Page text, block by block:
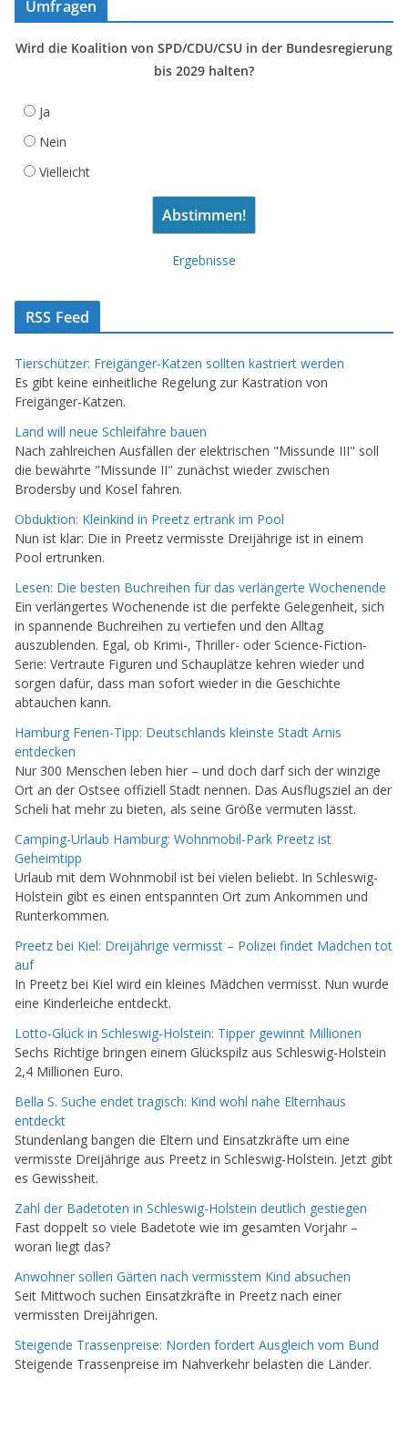
Umfragen
Wird die Koalition von SPD/CDU/CSU in der Bundesregierung
bis 2029 halten?
Ja
Nein
Vielleicht
Ergebnisse
RSS Feed
Tierschützer: Freigänger-Katzen sollten kastriert werden
Es gibt keine einheitliche Regelung zur Kastration von
Freigänger-Katzen.
Land will neue Schleifähre bauen
Nach zahlreichen Ausfällen der elektrischen "Missunde III" soll
die bewährte "Missunde II" zunächst wieder zwischen
Brodersby und Kosel fahren.
Obduktion: Kleinkind in Preetz ertrank im Pool
Nun ist klar: Die in Preetz vermisste Dreijährige ist in einem
Pool ertrunken.
Lesen: Die besten Buchreihen für das verlängerte Wochenende
Ein verlängertes Wochenende ist die perfekte Gelegenheit, sich
in spannende Buchreihen zu vertiefen und den Alltag
auszublenden. Egal, ob Krimi-, Thriller- oder Science-Fiction-
Serie: Vertraute Figuren und Schauplätze kehren wieder und
sorgen dafür, dass man sofort wieder in die Geschichte
abtauchen kann.
Hamburg Ferien-Tipp: Deutschlands kleinste Stadt Arnis
entdecken
Nur 300 Menschen leben hier – und doch darf sich der winzige
Ort an der Ostsee offiziell Stadt nennen. Das Ausflugsziel an der
Scheli hat mehr zu bieten, als seine Größe vermuten lässt.
Camping-Urlaub Hamburg: Wohnmobil-Park Preetz ist
Geheimtipp
Urlaub mit dem Wohnmobil ist bei vielen beliebt. In Schleswig-
Holstein gibt es einen entspannten Ort zum Ankommen und
Runterkommen.
Preetz bei Kiel: Dreijährige vermisst – Polizei findet Mädchen tot
auf
In Preetz bei Kiel wird ein kleines Mädchen vermisst. Nun wurde
eine Kinderleiche entdeckt.
Lotto-Glück in Schleswig-Holstein: Tipper gewinnt Millionen
Sechs Richtige bringen einem Glückspilz aus Schleswig-Holstein
2,4 Millionen Euro.
Bella S. Suche endet tragisch: Kind wohl nahe Elternhaus
entdeckt
Stundenlang bangen die Eltern und Einsatzkräfte um eine
vermisste Dreijährige aus Preetz in Schleswig-Holstein. Jetzt gibt
es Gewissheit.
Zahl der Badetoten in Schleswig-Holstein deutlich gestiegen
Fast doppelt so viele Badetote wie im gesamten Vorjahr –
woran liegt das?
Anwohner sollen Gärten nach vermisstem Kind absuchen
Seit Mittwoch suchen Einsatzkräfte in Preetz nach einer
vermissten Dreijährigen.
Steigende Trassenpreise: Norden fordert Ausgleich vom Bund
Steigende Trassenpreise im Nahverkehr belasten die Länder.